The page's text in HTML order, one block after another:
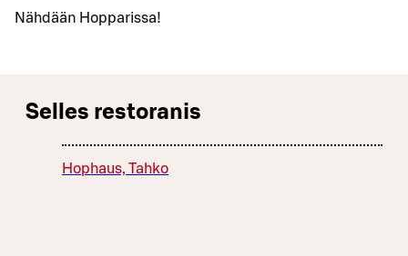
Nähdään Hopparissa!
Selles restoranis
Hophaus, Tahko